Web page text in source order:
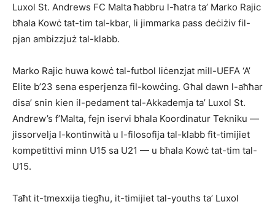
Luxol St. Andrews FC Malta ħabbru l-ħatra ta’ Marko Rajic
bħala Kowċ tat-tim tal-kbar, li jimmarka pass deċiżiv fil-
pjan ambizzjuż tal-klabb.
Marko Rajic huwa kowċ tal-futbol liċenzjat mill-UEFA ‘A’
Elite b’23 sena esperjenza fil-kowċing. Għal dawn l-aħħar
disa’ snin kien il-pedament tal-Akkademja ta’ Luxol St.
Andrew’s f’Malta, fejn iservi bħala Koordinatur Tekniku —
jissorvelja l-kontinwità u l-filosofija tal-klabb fit-timijiet
kompetittivi minn U15 sa U21 — u bħala Kowċ tat-tim tal-
U15.
Taħt it-tmexxija tiegħu, it-timijiet tal-youths ta’ Luxol